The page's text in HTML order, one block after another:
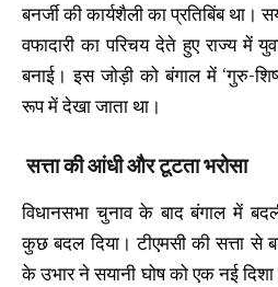
बनर्जी की कार्यशैली का प्रतिबिंब था।
वफादारी का परिचय देते हुए राज्य में
बनाई। इस जोड़ी को बंगाल में ‘गुरु-
रूप में देखा जाता था।
सत्ता की आंधी और टूटता भरोसा
विधानसभा चुनाव के बाद बंगाल में
कुछ बदल दिया। टीएमसी की सत्ता से
के उभार ने सयानी घोष को एक नई